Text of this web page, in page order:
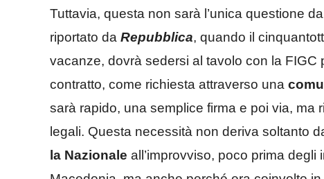
Tuttavia, questa non sarà l’unica questione
riportato da Repubblica, quando il
vacanze, dovrà sedersi al tavolo con la FIGC
contratto, come richiesta attraverso una
sarà rapido, una semplice firma e poi via, ma
legali. Questa necessità non deriva soltanto
la Nazionale all’improvviso, poco prima